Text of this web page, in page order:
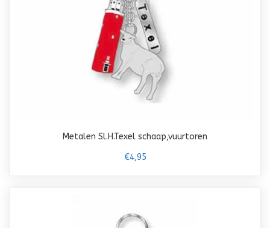
Metalen Sl.H.Texel schaap,vuurtoren
€4,95